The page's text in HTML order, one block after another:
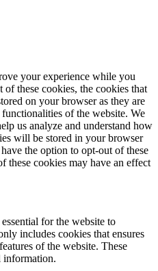
your experience while you
these cookies, the cookies that
on your browser as they are
of the website. We
us analyze and understand how
will be stored in your browser
the option to opt-out of these
these cookies may have an effect
for the website to
includes cookies that ensures
of the website. These
information.